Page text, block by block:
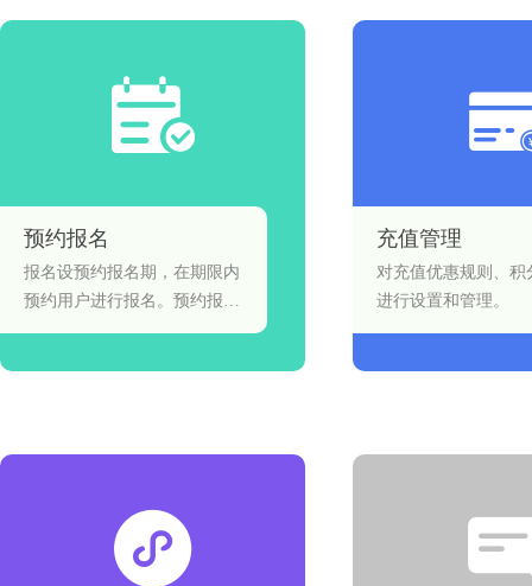
预约报名
报名设预约报名期，在期限内
预约用户进行报名。预约报名
期内，用户通过填写和提交个
充值管理
对充值优惠规则、积
进行设置和管理。